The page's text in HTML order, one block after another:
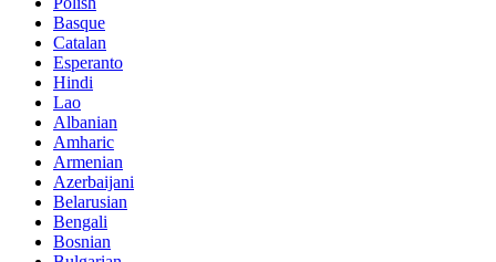
Basque
Catalan
Esperanto
Hindi
Lao
Albanian
Amharic
Armenian
Azerbaijani
Belarusian
Bengali
Bosnian